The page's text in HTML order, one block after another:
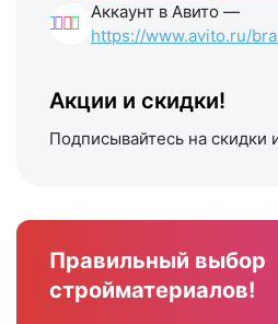
Аккаунт в Авито —
https://www.avito.ru/
Акции и скидки!
Подписывайтесь на скидки
Правильный выбор
стройматериалов!